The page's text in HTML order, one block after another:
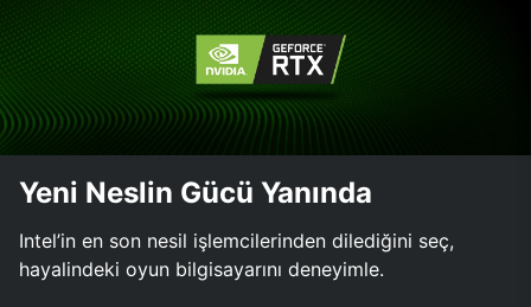
Yeni Neslin Gücü Yanında
Intel’in en son nesil işlemcilerinden dilediğini seç,
hayalindeki oyun bilgisayarını deneyimle.